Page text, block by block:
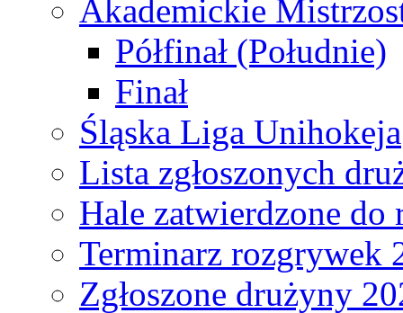
Akademickie
Półfinał (Południe)
Finał
Śląska Liga Unihokeja
Lista zgłoszonych
Hale zatwierdzone do
Terminarz rozgrywek
Zgłoszone drużyny